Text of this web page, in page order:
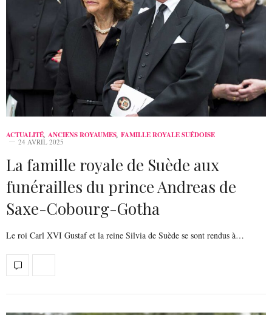
ACTUALITÉ, ANCIENS ROYAUMES, FAMILLE ROYALE SUÉDOISE
24 AVRIL 2025
La famille royale de Suède aux
funérailles du prince Andreas de
Saxe-Cobourg-Gotha
Le roi Carl XVI Gustaf et la reine Silvia de Suède se sont rendus à…